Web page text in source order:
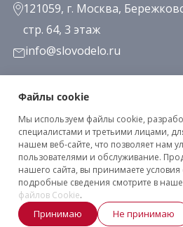
121059, г. Москва,
стр. 64, 3 этаж
info@slovodelo.ru
Заказать звонок
Подписаться на рассылку
Клиентское соглашение
Политика конфиденциальности
2026 © «Словодело». Все права
Файлы cookie
Мы используем файлы cookie,
специалистами и третьими лицами,
нашем веб-сайте, что позволяет нам
пользователями и обслуживание.
нашего сайта, вы принимаете
подробные сведения смотрите в
файлов Cookie.
Принимаю Не принимаю